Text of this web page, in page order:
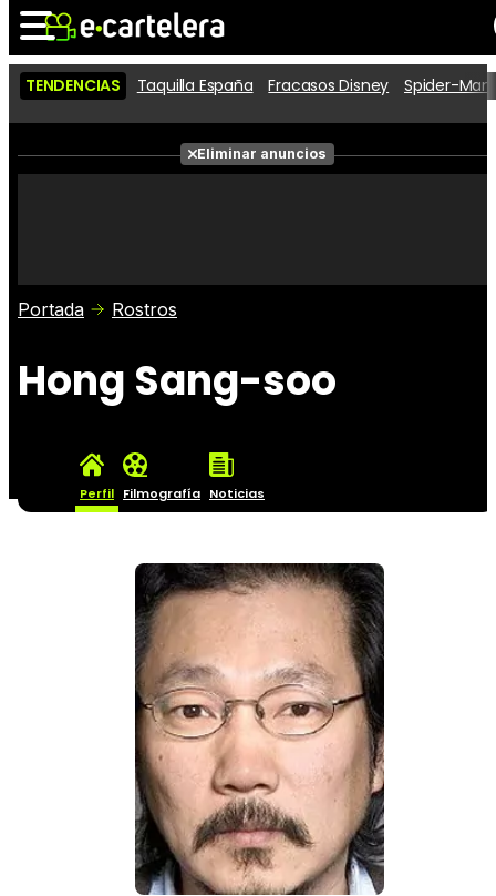
Noticias Cartelera
Películas
Críticas
TENDENCIAS Taquilla España Fracasos Disney Spider-
Eliminar anuncios
Portada Rostros
Hong Sang-soo
Perfil Filmografía Noticias